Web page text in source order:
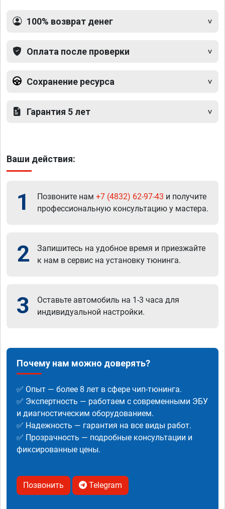
100% возврат денег
Оплата после проверки
Сохранение ресурса
Гарантия 5 лет
Ваши действия:
1 Позвоните нам +7 (4832) 62-97-43 и получите
профессиональную консультацию у мастера.
2
Запишитесь на удобное время и приезжайте
к нам в сервис на установку тюнинга.
3
Оставьте автомобиль на 1-3 часа для
индивидуальной настройки.
Почему нам можно доверять?
✅ Опыт — более 8 лет в сфере чип-тюнинга.
✅ Экспертность — работаем с современными ЭБУ
и диагностическим оборудованием.
✅ Надежность — гарантия на все виды работ.
✅ Прозрачность — подробные консультации и
фиксированные цены.
Позвонить Telegram